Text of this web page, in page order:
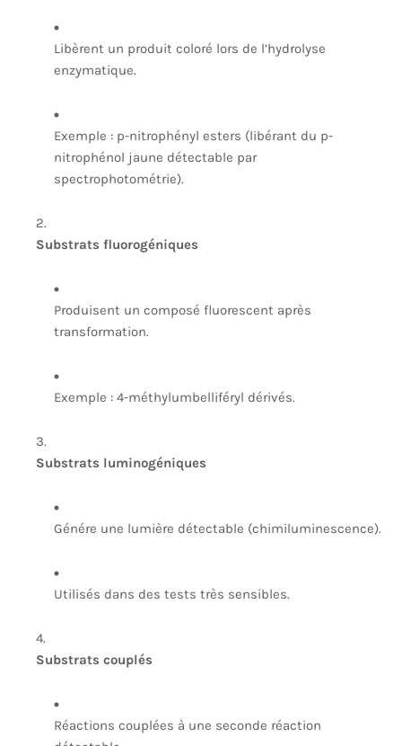
Libèrent un produit coloré lors de l’hydrolyse
enzymatique.
Exemple : p-nitrophényl esters (libérant du p-
nitrophénol jaune détectable par
spectrophotométrie).
Substrats fluorogéniques
Produisent un composé fluorescent après
transformation.
Exemple : 4-méthylumbelliféryl dérivés.
Substrats luminogéniques
Génére une lumière détectable (chimiluminescence).
Utilisés dans des tests très sensibles.
Substrats couplés
Réactions couplées à une seconde réaction